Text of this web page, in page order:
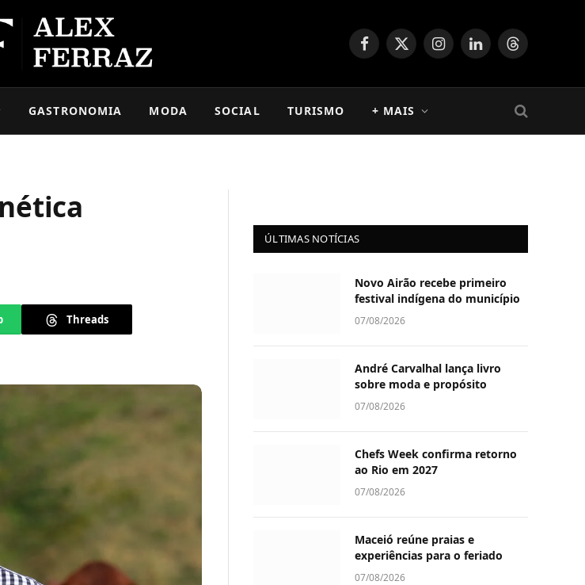
Facebook
X
InstagramLinkedInThreads
GASTRONOMIA MODA SOCIAL TURISMO + MAIS
Threads
ÚLTIMAS NOTÍCIAS
Novo Airão recebe primeiro
festival indígena do município
07/08/2026
André Carvalhal lança livro
sobre moda e propósito
07/08/2026
Chefs Week confirma retorno
ao Rio em 2027
07/08/2026
Maceió reúne praias e
experiências para o feriado
07/08/2026